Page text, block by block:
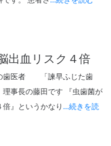
出血リスク４倍
歯医者 「諫早ふじた歯
理事長の藤田です 『虫歯菌が
倍』というかなり ...続きを読